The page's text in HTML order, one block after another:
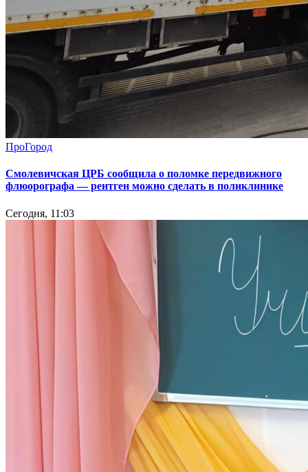
ПроГород
Смолевичская ЦРБ сообщила о поломке передвижного
флюорографа — рентген можно сделать в поликлинике
Сегодня, 11:03